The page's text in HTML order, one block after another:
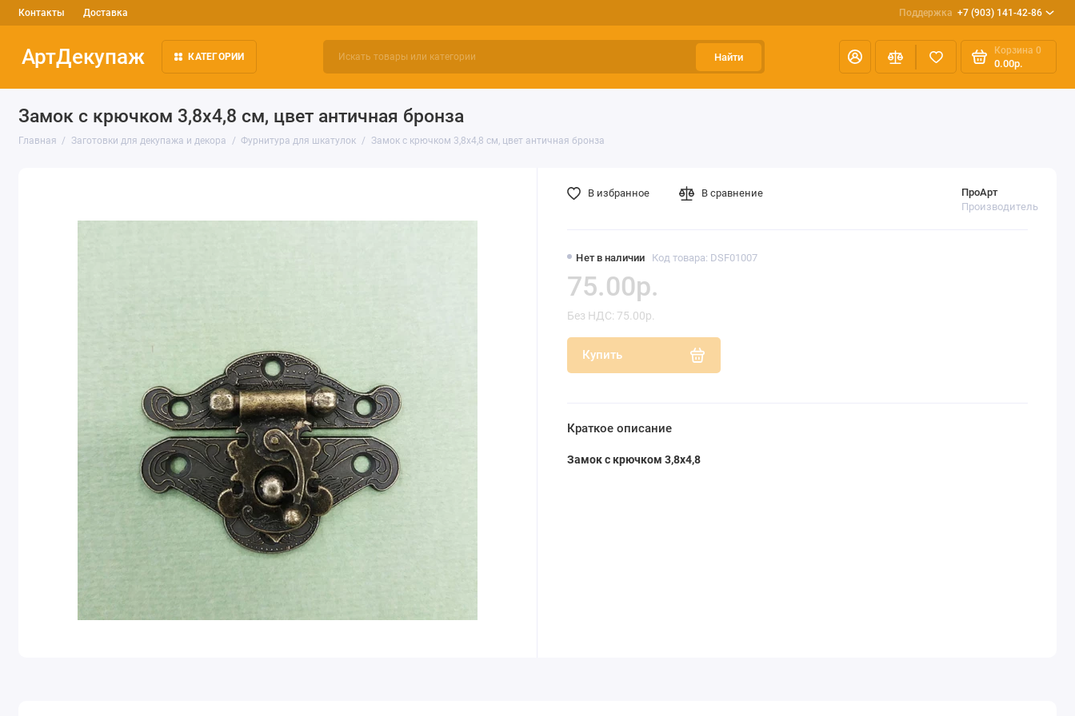
Контакты Доставка Поддержка +7 (903) 141-42-86
АртДекупаж КАТЕГОРИИ Найти
Корзина 0
0.00р.
Замок с крючком 3,8х4,8 см, цвет античная бронза
Главная Заготовки для декупажа и декора Фурнитура для шкатулок Замок с крючком 3,8х4,8 см, цвет античная бронза
Нет в наличии Код товара: DSF01007
ПроАрт
Производитель
75.00р.
Без НДС: 75.00р.
Купить
В избранное В сравнение
Краткое описание
Замок с крючком 3,8х4,8